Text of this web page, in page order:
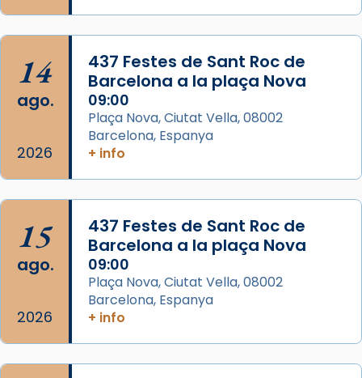
Arquebisbat de Barcelona
Jaume, fill de Zebedeu, és juntament amb el
seu germà Joan i Pere un dels que
acompanyava més de prop Jesús.
Segons el llibre dels Fets (12,2) fou el primer
apòstol màrtir, decapitat a Jerusalem per
Herodes Agripa (vers l'any 44).
Regnes castellans i més tard de tota
Espanya.
El seu sepulcre a Compostela fou un g
Foto
14
ago.
2026
437 Festes de Sant Roc de
Barcelona a la plaça Nova
09:00
Plaça Nova, Ciutat Vella, 08002
Barcelona, Espanya
+ info
15
ago.
2026
437 Festes de Sant Roc de
Barcelona a la plaça Nova
09:00
Plaça Nova, Ciutat Vella, 08002
Barcelona, Espanya
+ info